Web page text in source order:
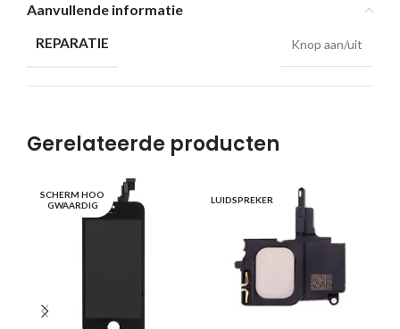
Aanvullende informatie
REPARATIE Knop aan/uit
Gerelateerde producten
SCHERM HOO
GWAARDIG
LUIDSPREKER